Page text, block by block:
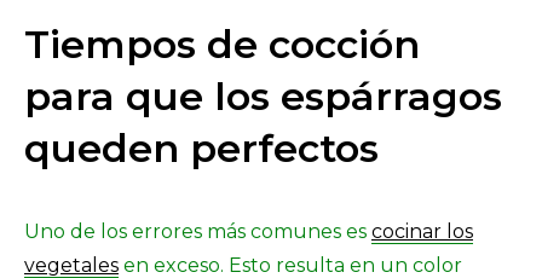
Tiempos de cocción
para que los espárragos
queden perfectos
Uno de los errores más comunes es cocinar los
vegetales en exceso. Esto resulta en un color